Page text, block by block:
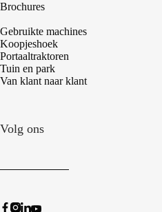
Brochures
Gebruikte machines
Koopjeshoek
Portaaltraktoren
Tuin en park
Van klant naar klant
Volg ons